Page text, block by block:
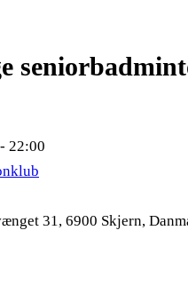
22:00
31, 6900 Skjern,